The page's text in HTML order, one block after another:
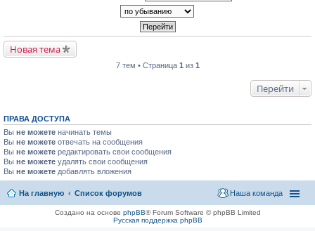
Новая тема
7 тем • Страница 1 из 1
Перейти
ПРАВА ДОСТУПА
Вы не можете начинать темы
Вы не можете отвечать на сообщения
Вы не можете редактировать свои сообщения
Вы не можете удалять свои сообщения
Вы не можете добавлять вложения
На главную Список форумов Наша команда
Создано на основе phpBB® Forum Software © phpBB Limited
Русская поддержка phpBB